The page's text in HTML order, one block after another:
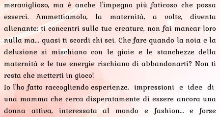
meraviglioso, ma è anche l'impegno più faticoso che possa
esserci. Ammettiamolo, la maternità, a volte, diventa
alienante: ti concentri sulle tue creature, non fai mancar loro
nulla ma... quasi ti scordi chi sei. Che fare quando la noia e la
delusione si mischiano con le gioie e le stanchezze della
maternità e le tue energie rischiano di abbandonarti? Non ti
resta che metterti in gioco!
Io l'ho fatto raccogliendo esperienze, impressioni e idee di
una mamma che cerca disperatamente di essere ancora una
donna attiva, interessata al mondo e fashion... e forse